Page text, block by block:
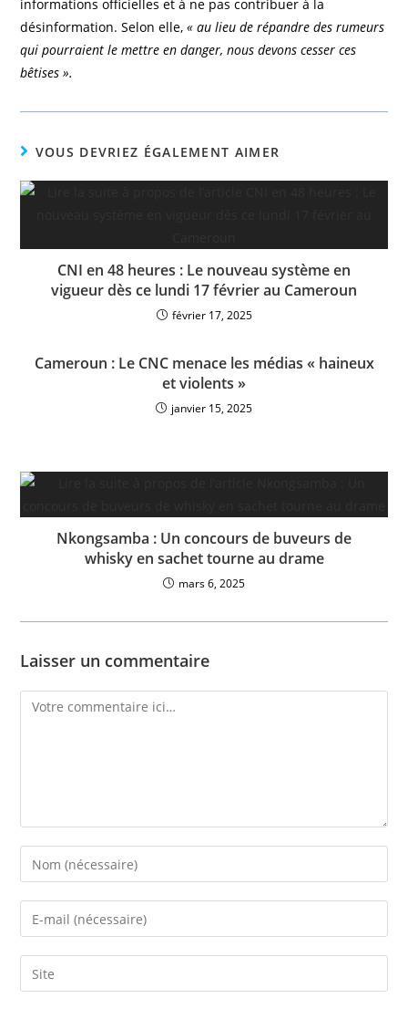
informations officielles et à ne pas contribuer à la
désinformation. Selon elle,« au lieu de répandre des rumeurs
qui pourraient le mettre en danger, nous devons cesser ces
bêtises ».
VOUS DEVRIEZ ÉGALEMENT AIMER
CNI en 48 heures : Le nouveau système en
vigueur dès ce lundi 17 février au Cameroun
février 17, 2025
Cameroun : Le CNC menace les médias « haineux
et violents »
janvier 15, 2025
Nkongsamba : Un concours de buveurs de
whisky en sachet tourne au drame
mars 6, 2025
Laisser un commentaire